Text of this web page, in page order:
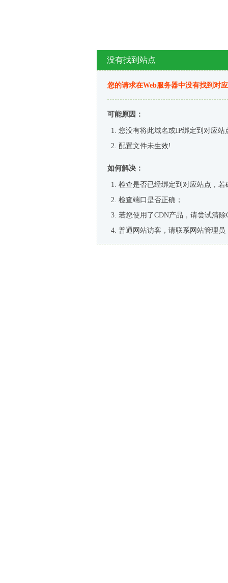
没有找到站点
您的请求在Web服务器中没有找到对
可能原因：
您没有将此域名或IP绑定到对应站
配置文件未生效!
如何解决：
检查是否已经绑定到对应站点，
检查端口是否正确；
若您使用了CDN产品，请尝试清除
普通网站访客，请联系网站管理员